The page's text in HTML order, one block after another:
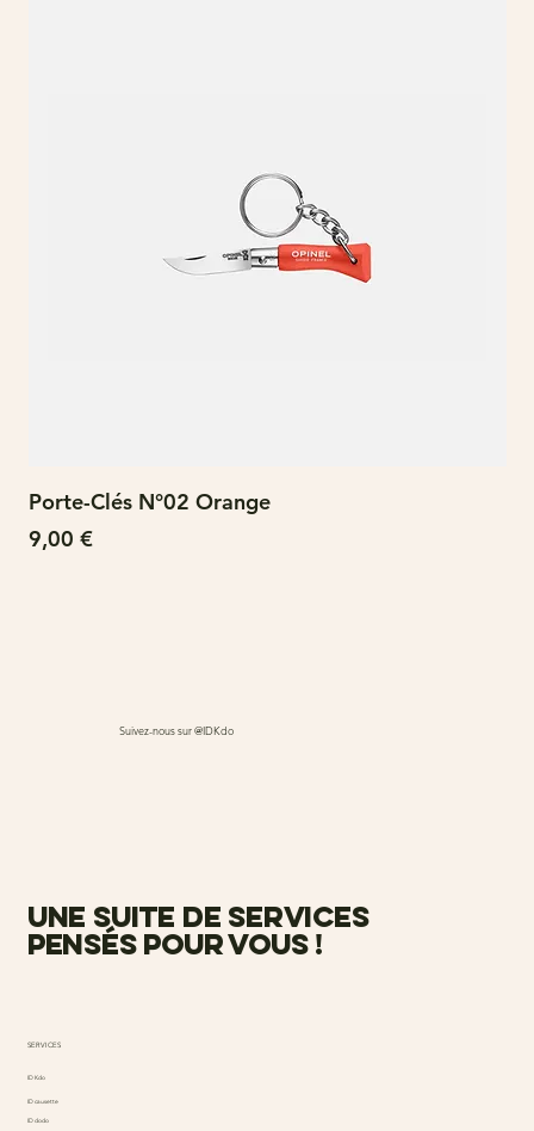
Porte-Clés N°02 Orange
Prix
9,00 €
Suivez-nous sur @IDKdo
une suite de services
pensés pour vous !
SERVICES
ID Kdo
ID causette
ID dodo